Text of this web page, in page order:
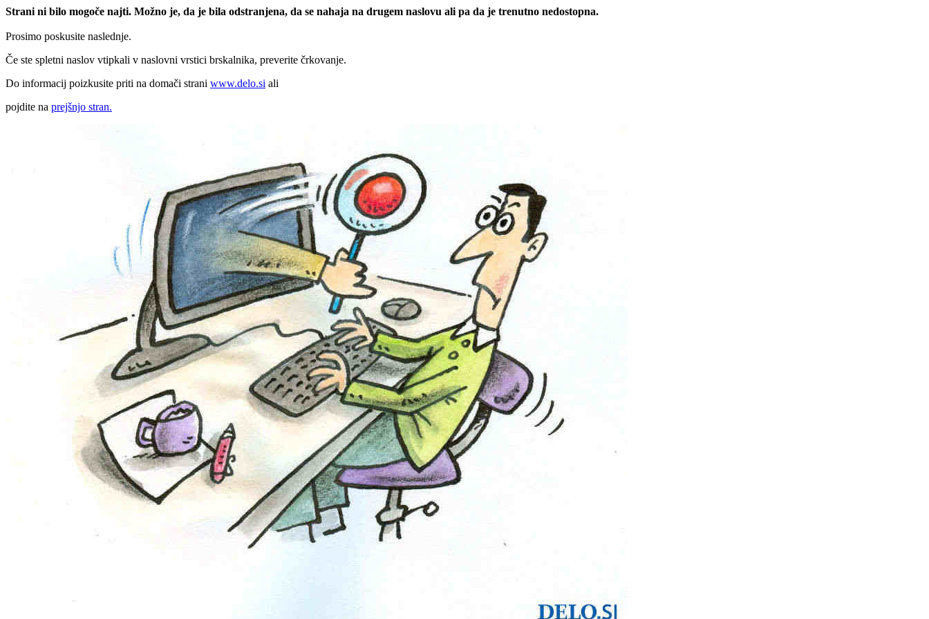
Strani ni bilo mogoče najti. Možno je, da je bila odstranjena, da se nahaja na drugem naslovu ali pa da je trenutno nedostopna.
Prosimo poskusite naslednje.
Če ste spletni naslov vtipkali v naslovni vrstici brskalnika, preverite črkovanje.
Do informacij poizkusite priti na domači strani www.delo.si ali
pojdite na prejšnjo stran.